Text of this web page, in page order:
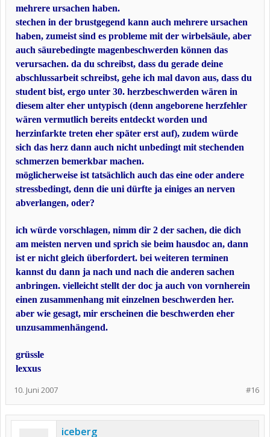
mehrere ursachen haben.
stechen in der brustgegend kann auch mehrere ursachen
haben, zumeist sind es probleme mit der wirbelsäule, aber
auch säurebedingte magenbeschwerden können das
verursachen. da du schreibst, dass du gerade deine
abschlussarbeit schreibst, gehe ich mal davon aus, dass du
student bist, ergo unter 30. herzbeschwerden wären in
diesem alter eher untypisch (denn angeborene herzfehler
wären vermutlich bereits entdeckt worden und
herzinfarkte treten eher später erst auf), zudem würde
sich das herz dann auch nicht unbedingt mit stechenden
schmerzen bemerkbar machen.
möglicherweise ist tatsächlich auch das eine oder andere
stressbedingt, denn die uni dürfte ja einiges an nerven
abverlangen, oder?
ich würde vorschlagen, nimm dir 2 der sachen, die dich
am meisten nerven und sprich sie beim hausdoc an, dann
ist er nicht gleich überfordert. bei weiteren terminen
kannst du dann ja nach und nach die anderen sachen
anbringen. vielleicht stellt der doc ja auch von vornherein
einen zusammenhang mit einzelnen beschwerden her.
aber wie gesagt, mir erscheinen die beschwerden eher
unzusammenhängend.
grüssle
lexxus
#16
10. Juni 2007
iceberg